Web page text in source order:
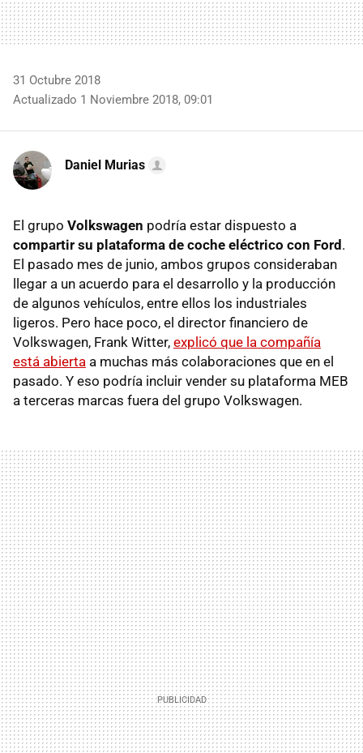
31 Octubre 2018
Actualizado 1 Noviembre 2018, 09:01
Daniel Murias
El grupo Volkswagen podría estar dispuesto a
compartir su plataforma de coche eléctrico con Ford.
El pasado mes de junio, ambos grupos consideraban
llegar a un acuerdo para el desarrollo y la producción
de algunos vehículos, entre ellos los industriales
ligeros. Pero hace poco, el director financiero de
Volkswagen, Frank Witter, explicó que la compañía
está abierta a muchas más colaboraciones que en el
pasado. Y eso podría incluir vender su plataforma MEB
a terceras marcas fuera del grupo Volkswagen.